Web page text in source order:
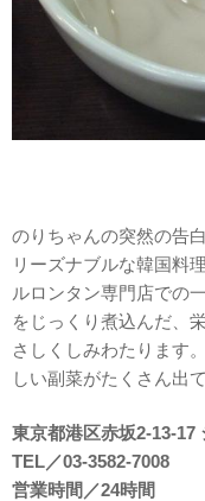
のりちゃんの突然の告
リーズナブルな韓国料
ルロンタン専門店での
をじっくり煮込んだ、
さしくしみわたります
しい副菜がたくさん出
東京都港区赤坂2-13-17
TEL／03-3582-7008
営業時間／24時間